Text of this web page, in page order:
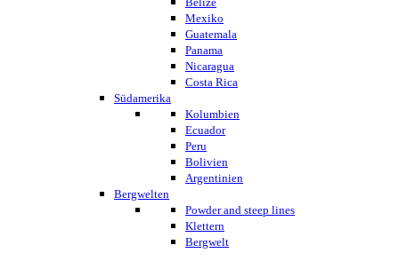
Mexiko
Guatemala
Panama
Nicaragua
Costa Rica
Südamerika
Kolumbien
Ecuador
Peru
Bolivien
Argentinien
Bergwelten
Powder and steep lines
Klettern
Bergwelt